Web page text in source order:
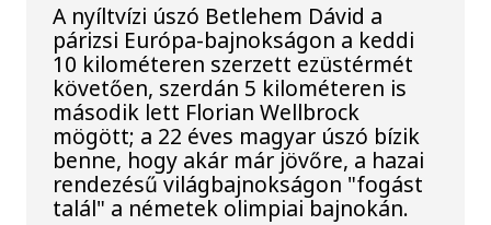
A nyíltvízi úszó Betlehem Dávid a
párizsi Európa-bajnokságon a keddi
10 kilométeren szerzett ezüstérmét
követően, szerdán 5 kilométeren is
második lett Florian Wellbrock
mögött; a 22 éves magyar úszó bízik
benne, hogy akár már jövőre, a hazai
rendezésű világbajnokságon "fogást
talál" a németek olimpiai bajnokán.